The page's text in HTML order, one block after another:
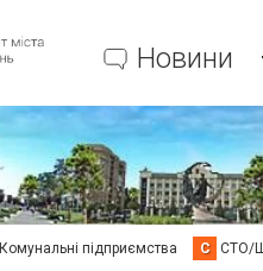
Новини
Комунальні підприємства С СТО/